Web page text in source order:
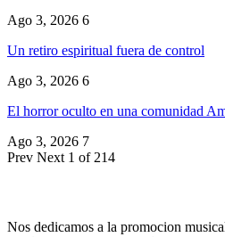
Ago 3, 2026 6
Un retiro espiritual fuera de control
Ago 3, 2026 6
El horror oculto en una comunidad
Ago 3, 2026 7
Prev Next 1 of 214
Nos dedicamos a la promocion